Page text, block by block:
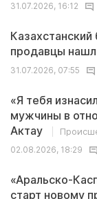
31.07.2026, 16:12
продавцы
31.07.2026, 07:55
«Я тебя
мужчины в
Актау
02.08.2026, 18:29
«Аральско-
старт новому